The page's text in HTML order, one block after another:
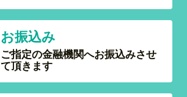
お振込み
ご指定の金融機関へお振込みさせ
て頂きます